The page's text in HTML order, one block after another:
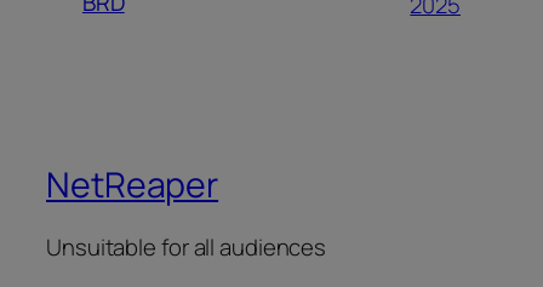
NetReaper
Unsuitable for all audiences